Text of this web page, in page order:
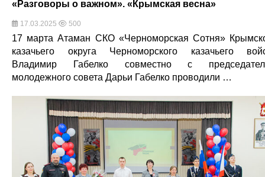
«Разговоры о важном». «Крымская весна»
17.03.2025 500
17 марта Атаман СКО «Черноморская Сотня»
казачьего округа Черноморского казачьего
Владимир Габелко совместно с
молодежного совета Дарьи Габелко проводили …